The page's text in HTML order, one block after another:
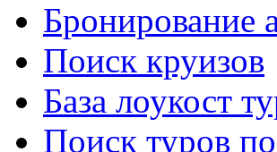
Бронирование
Поиск круизов
База лоукост
Поиск туров